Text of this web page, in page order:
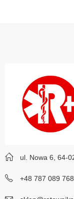
ul. Nowa 6, 64-
+48 787 089 768